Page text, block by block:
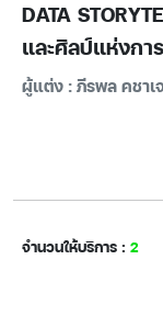
DATA
และศิลป์แห่งกา
ผู้แต่ง : ภีรพล คชา
จำนวนให้บริการ : 2